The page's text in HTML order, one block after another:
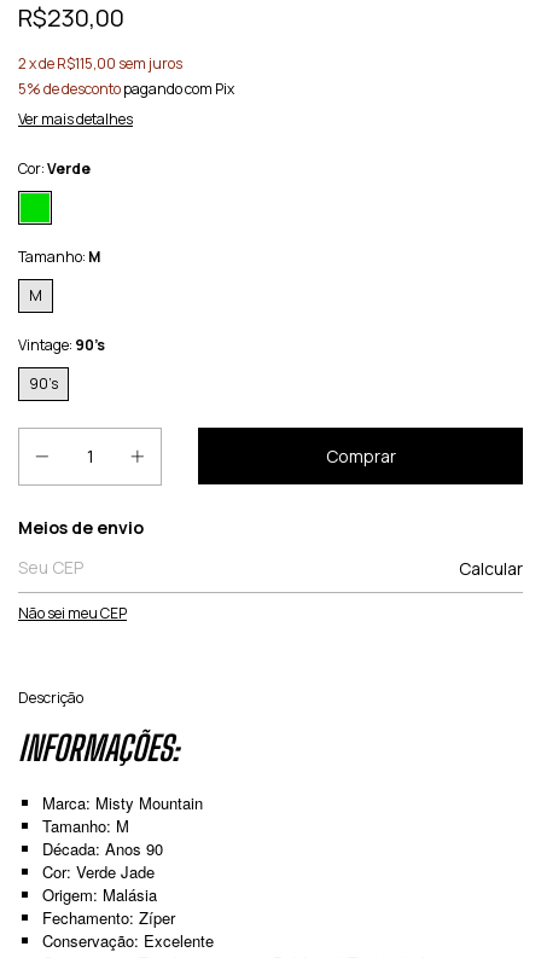
R$230,00
2x deR$115,00 sem juros
5% de descontopagando com Pix
Ver mais detalhes
Cor:Verde
Tamanho: M
M
Vintage: 90’s
90’s
Entregas para o CEP:
Meios de envio
Calcular
Não sei meu CEP
Descrição
INFORMAÇÕES:
Marca: Misty Mountain
Tamanho: M
Década: Anos 90
Cor: Verde Jade
Origem: Malásia
Fechamento: Zíper
Conservação: Excelente